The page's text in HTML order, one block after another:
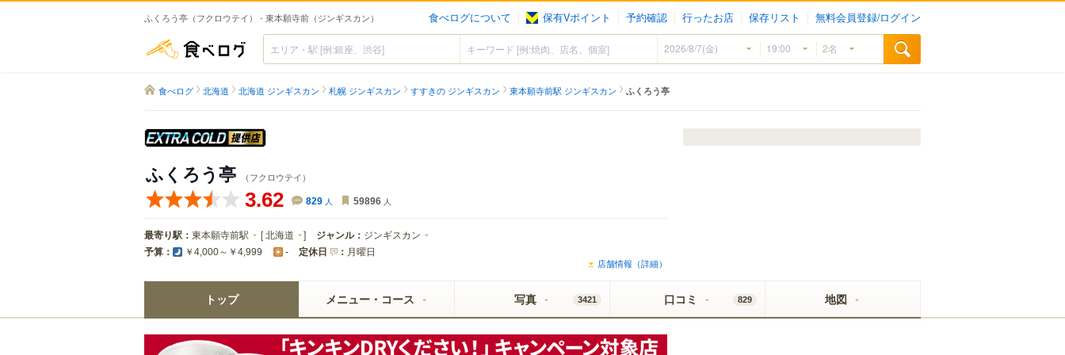
ふくろう亭（フクロウテイ） - 東本願寺前（ジンギスカン） 食べログについて 保有Vポイント 予約確認 行ったお店 保存リスト 無料会員登録/ログイン
食べログ
食べログ 北海道 北海道 ジンギスカン 札幌 ジンギスカン すすきの ジンギスカン 東本願寺前駅 ジンギスカン ふくろう亭
ふくろう亭 （フクロウテイ）
3.62 829 人 59896 人
最寄り駅： 東本願寺前駅 [北海道 ] ジャンル： ジンギスカン
予算： ￥4,000～￥4,999 - 定休日 ： 月曜日
店舗情報（詳細）
トップ メニュー・コース 写真 3421 口コミ 829 地図